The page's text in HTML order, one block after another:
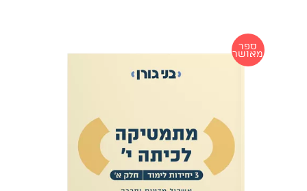
ספר
מאושר